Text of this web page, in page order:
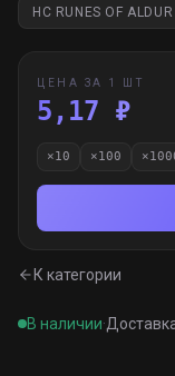
HC RUNES OF ALDUR
ЦЕНА ЗА 1 ШТ
5,17 ₽
×10 ×100 ×
К категории
В наличии·